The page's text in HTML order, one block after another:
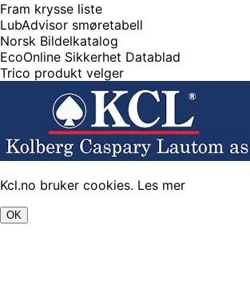
Fram krysse liste
LubAdvisor smøretabell
Norsk Bildelkatalog
EcoOnline Sikkerhet Datablad
Trico produkt velger
Kcl.no bruker cookies. Les mer
OK